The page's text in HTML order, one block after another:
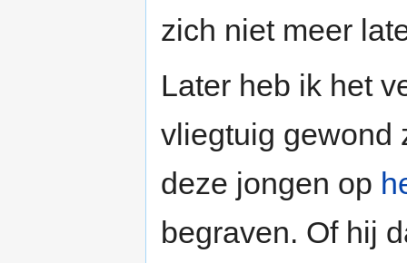
zich niet meer
Later heb ik het
vliegtuig gewond
deze jongen op
begraven. Of hij